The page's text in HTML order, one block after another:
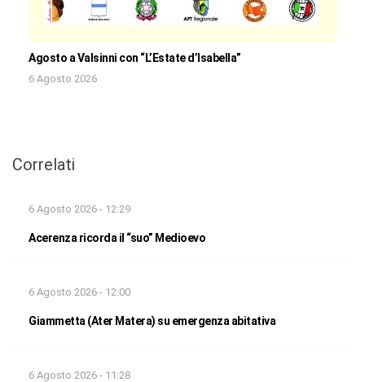
Agosto a Valsinni con “L’Estate d’Isabella”
6 Agosto 2026
Correlati
6 Agosto 2026 - 12:29
Acerenza ricorda il “suo” Medioevo
6 Agosto 2026 - 12:00
Giammetta (Ater Matera) su emergenza abitativa
6 Agosto 2026 - 11:28